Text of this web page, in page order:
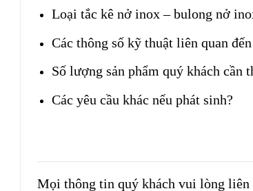
Loại tắc kê nở inox – bulong nở
Các thông số kỹ thuật liên quan đến
Số lượng sản phẩm quý khách cần
Các yêu cầu khác nếu phát sinh?
Mọi thông tin quý khách vui lòng liên